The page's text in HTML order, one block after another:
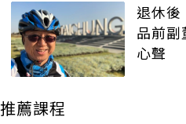
退休後
品前副
心聲
推薦課程